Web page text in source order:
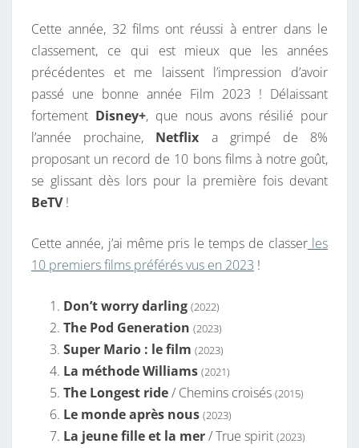
S
E
N
2
0
2
3
Cette année, 32 films ont réussi à entrer dans le
classement, ce qui est mieux que les années
précédentes et me laissent l’impression d’avoir
passé une bonne année Film 2023 ! Délaissant
fortement Disney+, que nous avons résilié pour
l’année prochaine, Netflix a grimpé de 8%
proposant un record de 10 bons films à notre goût,
se glissant dès lors pour la première fois devant
BeTV!
Cette année, j’ai même pris le temps de classerles
10 premiers films préférés vus en 2023 !
Don’t worry darling (2022)
The Pod Generation (2023)
Super Mario : le film (2023)
La méthode Williams (2021)
The Longest ride/ Chemins croisés (2015)
Le monde après nous (2023)
La jeune fille et la mer/ True spirit (2023)